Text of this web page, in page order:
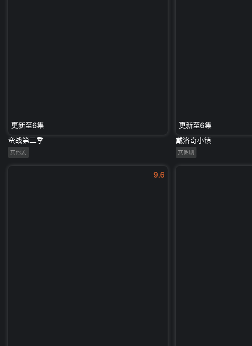
更新至6集
蛮战第二季
其他剧
更新至6集
戴洛奇小镇
其他剧
9.6